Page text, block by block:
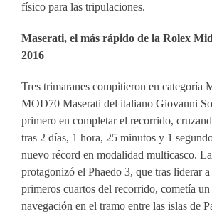
físico para las tripulaciones.
Maserati, el más rápido de la Rolex
2016
Tres trimaranes compitieron en categoría
MOD70 Maserati del italiano Giovanni
primero en completar el recorrido,
tras 2 días, 1 hora, 25 minutos y 1
nuevo récord en modalidad multicasco.
protagonizó el Phaedo 3, que tras liderar
primeros cuartos del recorrido, cometía
navegación en el tramo entre las islas de